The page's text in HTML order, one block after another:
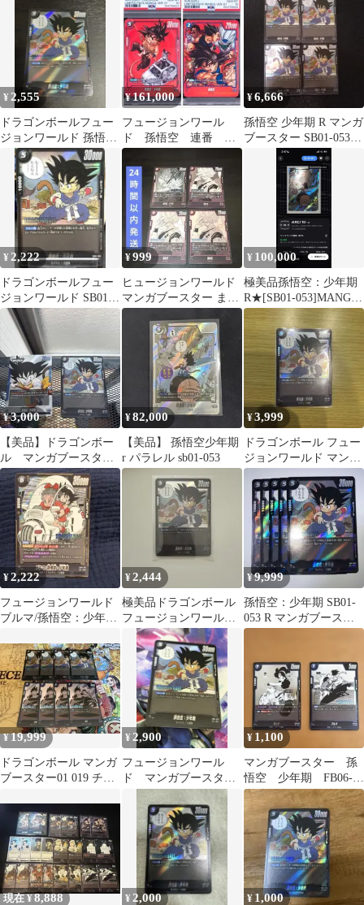
チチ R
¥ 2,555
ドラゴンボールフュー
ジョンワールド 孫悟空:
少年期 SB01-053
¥161,000
フュージョンワール
ド 孫悟空 連番 漫
画ブースター
¥6,666
孫悟空 少年期 R マンガ
ブースター SB01-053
フュージョンワールド
¥ 2,222
ドラゴンボールフュー
ジョンワールド SB01-
053 R 孫悟空：少年期
¥999
ヒュージョンワールド
マンガブースター まと
め売り
¥ 100,000
極美品孫悟空：少年期
R★[SB01-053]MANGA
BOOSTER 01
¥3,000
【美品】ドラゴンボー
ル マンガブースタ
ー 孫悟空：少年期
(L) (R)
¥82,000
【美品】 孫悟空少年期
r パラレル sb01-053
¥3,999
ドラゴンボール フュー
ジョンワールド マンガ
ブースター 孫悟
空 R
¥2,222
フュージョンワールド
ブルマ/孫悟空：少年期
¥2,444
極美品ドラゴンボール
フュージョンワールド
孫悟空:少年期 SB01-
053 R
¥ 9,999
孫悟空：少年期 SB01-
053 R マンガブースタ
ー フュージョンワール
¥19,999
ドラゴンボール マンガ
ブースター01 019 チチ
¥2,900
フュージョンワール
ド マンガブースタ
¥ 1,100
マンガブースター 孫
悟空 少年期 FB06-
038 FB06-035
現在 ¥8,888 ¥ 2,000 ¥ 1,000